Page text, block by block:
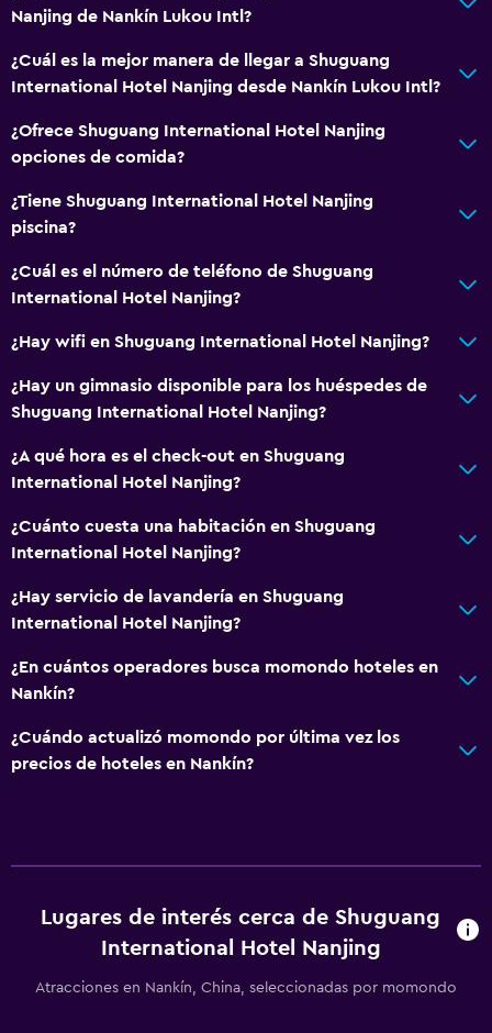
Nanjing de Nankín Lukou Intl?
¿Cuál es la mejor manera de llegar a Shuguang
International Hotel Nanjing desde Nankín Lukou Intl?
¿Ofrece Shuguang International Hotel Nanjing
opciones de comida?
¿Tiene Shuguang International Hotel Nanjing
piscina?
¿Cuál es el número de teléfono de Shuguang
International Hotel Nanjing?
¿Hay wifi en Shuguang International Hotel Nanjing?
¿Hay un gimnasio disponible para los huéspedes de
Shuguang International Hotel Nanjing?
¿A qué hora es el check-out en Shuguang
International Hotel Nanjing?
¿Cuánto cuesta una habitación en Shuguang
International Hotel Nanjing?
¿Hay servicio de lavandería en Shuguang
International Hotel Nanjing?
¿En cuántos operadores busca momondo hoteles en
Nankín?
¿Cuándo actualizó momondo por última vez los
precios de hoteles en Nankín?
Lugares de interés cerca de Shuguang
International Hotel Nanjing
Atracciones en Nankín, China, seleccionadas por momondo